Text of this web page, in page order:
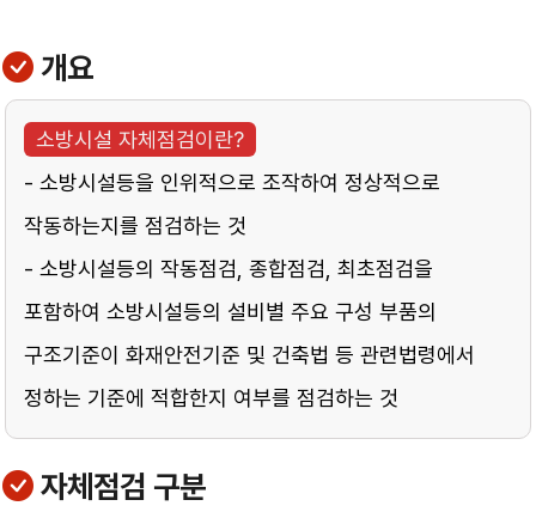
개요
소방시설 자체점검이란?
- 소방시설등을 인위적으로 조작하여 정상적으로
작동하는지를 점검하는 것
- 소방시설등의 작동점검, 종합점검, 최초점검을
포함하여 소방시설등의 설비별 주요 구성 부품의
구조기준이 화재안전기준 및 건축법 등 관련법령에서
정하는 기준에 적합한지 여부를 점검하는 것
자체점검 구분